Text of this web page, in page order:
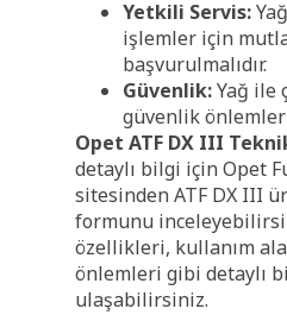
Yetkili Servis:
işlemler için
başvurulmalıdır.
Güvenlik:Yağ ile
güvenlik
Opet ATF DX III
detaylı bilgi için Opet
sitesinden ATF DX III
formunu
özellikleri, kullanım
önlemleri gibi detaylı
ulaşabilirsiniz.